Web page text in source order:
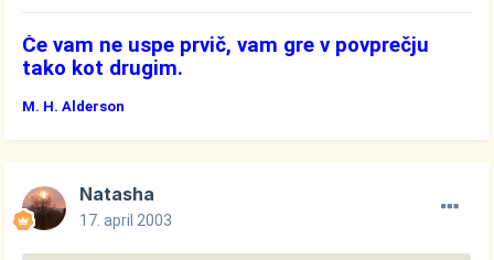
Če vam ne uspe prvič, vam gre v povprečju
tako kot drugim.
M. H. Alderson
Natasha
17. april 2003